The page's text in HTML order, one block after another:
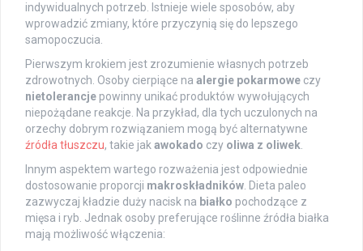
indywidualnych potrzeb. Istnieje wiele sposobów, aby
wprowadzić zmiany, które przyczynią się do lepszego
samopoczucia.
Pierwszym krokiem jest zrozumienie własnych potrzeb
zdrowotnych. Osoby cierpiące na alergie pokarmowe czy
nietolerancje powinny unikać produktów wywołujących
niepożądane reakcje. Na przykład, dla tych uczulonych na
orzechy dobrym rozwiązaniem mogą być alternatywne
źródła tłuszczu, takie jakawokado czy oliwa z oliwek.
Innym aspektem wartego rozważenia jest odpowiednie
dostosowanie proporcji makroskładników. Dieta paleo
zazwyczaj kładzie duży nacisk na białko pochodzące z
mięsa i ryb. Jednak osoby preferujące roślinne źródła białka
mają możliwość włączenia: